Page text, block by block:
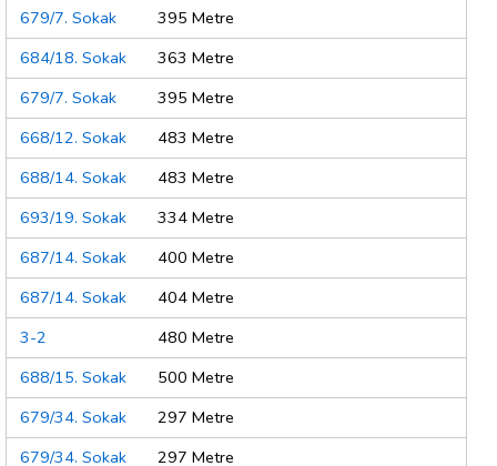
679/7. Sokak
395 Metre
684/18. Sokak
363 Metre
679/7. Sokak
395 Metre
668/12. Sokak
483 Metre
688/14. Sokak
483 Metre
693/19. Sokak
334 Metre
687/14. Sokak
400 Metre
687/14. Sokak
404 Metre
3-2
480 Metre
688/15. Sokak
500 Metre
679/34. Sokak
297 Metre
679/34. Sokak
297 Metre